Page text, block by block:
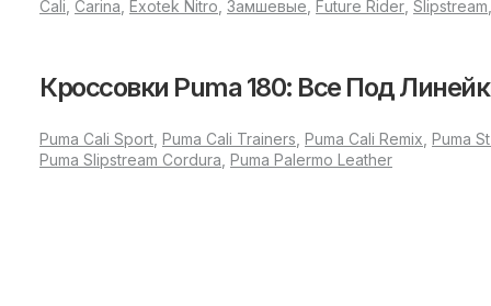
Обновленная версия с технологичным верхом и
Коллаборации PUMA 180
Cali Carina Exotek Nitro Замшевые Future Rider Slipstream
Кроссовки Puma 180: Все Под
Puma Cali Sport, Puma Cali Trainers, Puma Cali Remix, Puma
Puma Slipstream Cordura, Puma Palermo Leather